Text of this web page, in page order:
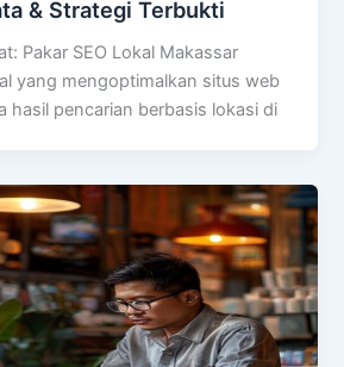
& Strategi Terbukti
Pakar SEO Lokal Makassar
yang mengoptimalkan situs web
hasil pencarian berbasis lokasi di